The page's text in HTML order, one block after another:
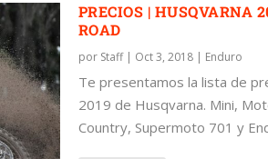
PRECIOS | HUSQVARNA
ROAD
por Staff| Oct 3, 2018| Enduro
Te presentamos la lista de
2019 de Husqvarna. Mini,
Country, Supermoto 701 y